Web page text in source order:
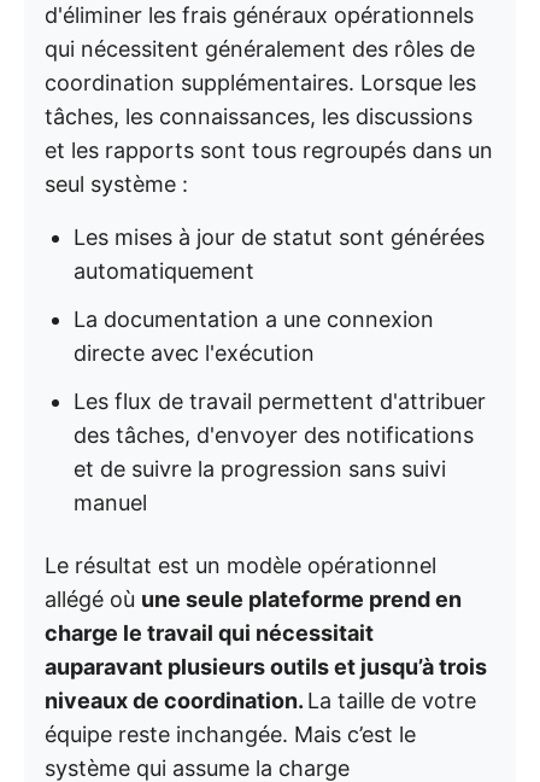
d'éliminer les frais généraux opérationnels
qui nécessitent généralement des rôles de
coordination supplémentaires. Lorsque les
tâches, les connaissances, les discussions
et les rapports sont tous regroupés dans un
seul système :
Les mises à jour de statut sont générées
automatiquement
La documentation a une connexion
directe avec l'exécution
Les flux de travail permettent d'attribuer
des tâches, d'envoyer des notifications
et de suivre la progression sans suivi
manuel
Le résultat est un modèle opérationnel
allégé où une seule plateforme prend en
charge le travail qui nécessitait
auparavant plusieurs outils et jusqu’à trois
niveaux de coordination. La taille de votre
équipe reste inchangée. Mais c’est le
système qui assume la charge